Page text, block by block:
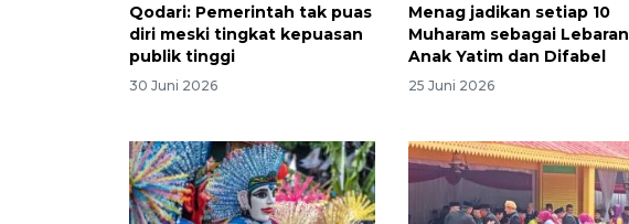
Qodari: Pemerintah tak puas
diri meski tingkat kepuasan
publik tinggi
30 Juni 2026
Menag jadikan setiap 10
Muharam sebagai Lebaran
Anak Yatim dan Difabel
25 Juni 2026